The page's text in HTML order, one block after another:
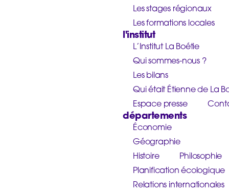
Les stages régionaux
Les formations locales
l'institut
L’Institut La Boétie
Qui sommes-nous ?
Les bilans
Qui était Étienne de La
Espace presse
départements
Économie
Géographie
Histoire
Philosophie
Planification écologique
Relations internationales